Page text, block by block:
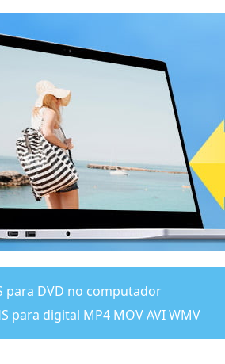
para DVD no computador
para digital MP4 MOV AVI WMV